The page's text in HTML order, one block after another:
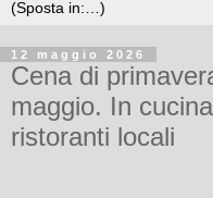
12 maggio 2026
Cena di
maggio. In
ristoranti locali